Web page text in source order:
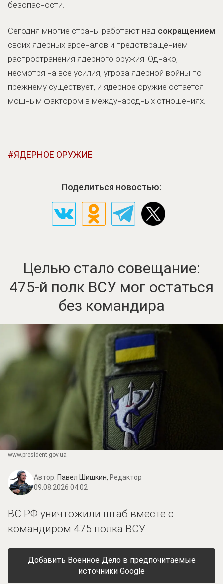
безопасности.
Сегодня многие страны работают над сокращением
своих ядерных арсеналов и предотвращением
распространения ядерного оружия. Однако,
несмотря на все усилия, угроза ядерной войны по-
прежнему существует, и ядерное оружие остается
мощным фактором в международных отношениях.
ЯДЕРНОЕ ОРУЖИЕ
Поделиться новостью:
Целью стало совещание:
475-й полк ВСУ мог остаться
без командира
www.prеsidеnt.gоv.uа
Автор: Павел Шишкин, Редактор
09.08.2026 04:02
ВС РФ уничтожили штаб вместе с
командиром 475 полка ВСУ
Добавить Военное Дело в предпочитаемые
источники Google